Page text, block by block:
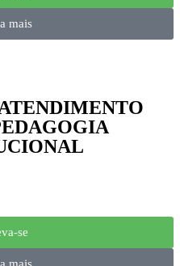
mais
se